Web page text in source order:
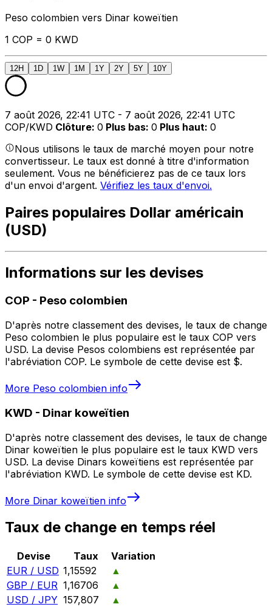
Peso colombien vers Dinar koweïtien
1 COP = 0 KWD
12H 1D 1W 1M 1Y 2Y 5Y 10Y
7 août 2026, 22:41 UTC - 7 août 2026, 22:41 UTC
COP/KWD Clôture: 0 Plus bas: 0 Plus haut: 0
Nous utilisons le taux de marché moyen pour notre
convertisseur. Le taux est donné à titre d'information
seulement. Vous ne bénéficierez pas de ce taux lors
d'un envoi d'argent. Vérifiez les taux d'envoi.
Paires populaires Dollar américain
(USD)
Informations sur les devises
COP - Peso colombien
D'après notre classement des devises, le taux de change
Peso colombien le plus populaire est le taux COP vers
USD. La devise Pesos colombiens est représentée par
l'abréviation COP. Le symbole de cette devise est $.
More Peso colombien info
KWD - Dinar koweïtien
D'après notre classement des devises, le taux de change
Dinar koweïtien le plus populaire est le taux KWD vers
USD. La devise Dinars koweïtiens est représentée par
l'abréviation KWD. Le symbole de cette devise est KD.
More Dinar koweïtien info
Taux de change en temps réel
Devise Taux
Variation
EUR / USD 1,15592
▲
GBP / EUR 1,16706
▲
USD / JPY 157,807
▲